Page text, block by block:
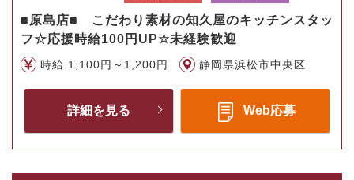
■原島店■ こだわり素材の知久屋のキッチンスタッ
フ☆応援時給100円UP☆未経験歓迎
時給 1,100円～1,200円 静岡県浜松市中央区
詳細を見る Web応募